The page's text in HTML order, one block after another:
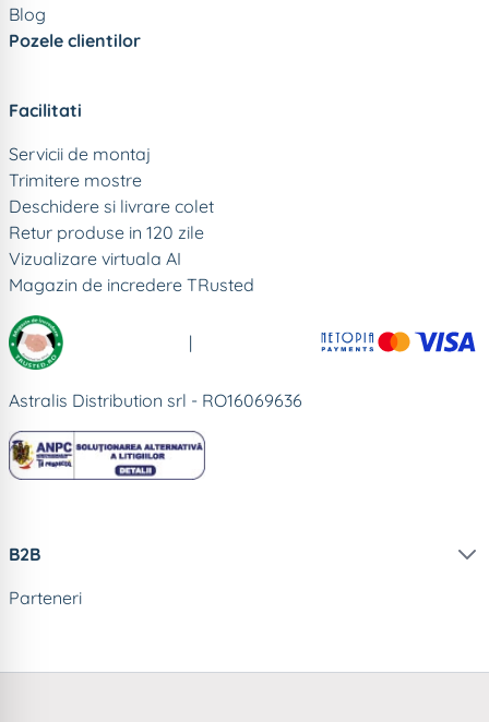
Blog
Pozele clientilor
Facilitati
Servicii de montaj
Trimitere mostre
Deschidere si livrare colet
Retur produse in 120 zile
Vizualizare virtuala AI
Magazin de incredere TRusted
|
Astralis Distribution srl - RO16069636
B2B
Parteneri